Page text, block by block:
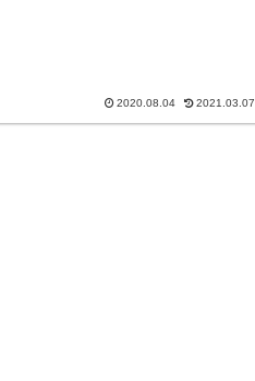
2020.08.04 2021.03.07